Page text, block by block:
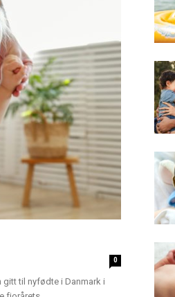
0
til nyfødte i Danmark i